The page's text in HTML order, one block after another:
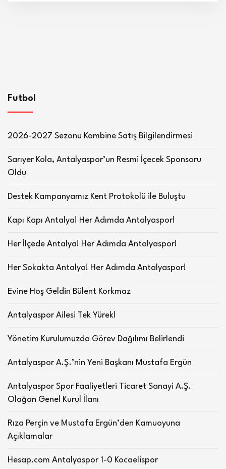
Futbol
2026-2027 Sezonu Kombine Satış Bilgilendirmesi
Sarıyer Kola, Antalyaspor’un Resmi İçecek Sponsoru
Oldu
Destek Kampanyamız Kent Protokolü ile Buluştu
Kapı Kapı Antalya! Her Adımda Antalyaspor!
Her İlçede Antalya! Her Adımda Antalyaspor!
Her Sokakta Antalya! Her Adımda Antalyaspor!
Evine Hoş Geldin Bülent Korkmaz
Antalyaspor Ailesi Tek Yürek!
Yönetim Kurulumuzda Görev Dağılımı Belirlendi
Antalyaspor A.Ş.’nin Yeni Başkanı Mustafa Ergün
Antalyaspor Spor Faaliyetleri Ticaret Sanayi A.Ş.
Olağan Genel Kurul İlanı
Rıza Perçin ve Mustafa Ergün’den Kamuoyuna
Açıklamalar
Hesap.com Antalyaspor 1-0 Kocaelispor